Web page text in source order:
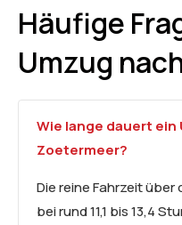
Häufige
Umzug
Wie lange dauert ein
Zoetermeer?
Die reine Fahrzeit
bei rund 11,1 bis 13,4